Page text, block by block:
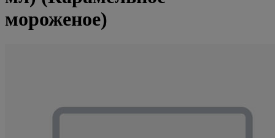
мороженое)